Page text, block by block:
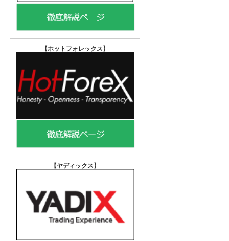
【ホットフォレックス】
【ヤディックス】